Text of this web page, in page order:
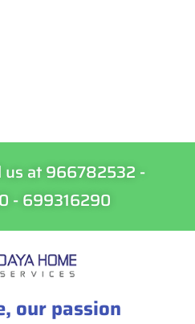
us at 966782532 -
- 699316290
our passion